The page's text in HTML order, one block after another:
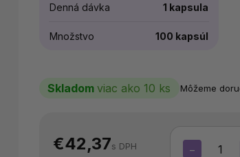
€42,37s DPH −
Denná dávka 1 kapsula
Množstvo 100 kapsúl
Skladom viac ako 10 ks Môžeme